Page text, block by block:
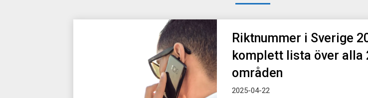
Riktnummer i Sverige
komplett lista över alla
områden
2025-04-22